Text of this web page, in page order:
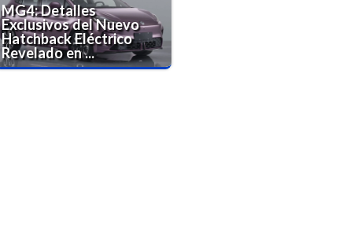
MG4: Detalles
Exclusivos del Nuevo
Hatchback Eléctrico
Revelado en ...